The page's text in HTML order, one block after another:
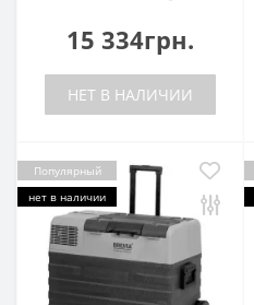
15 334грн.
НЕТ В НАЛИЧИИ
Популярный
нет в наличии